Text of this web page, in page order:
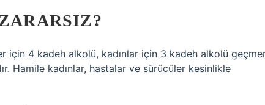
için 4 kadeh alkolü, kadınlar için 3 kadeh alkolü
Hamile kadınlar, hastalar ve sürücüler kesinlikle